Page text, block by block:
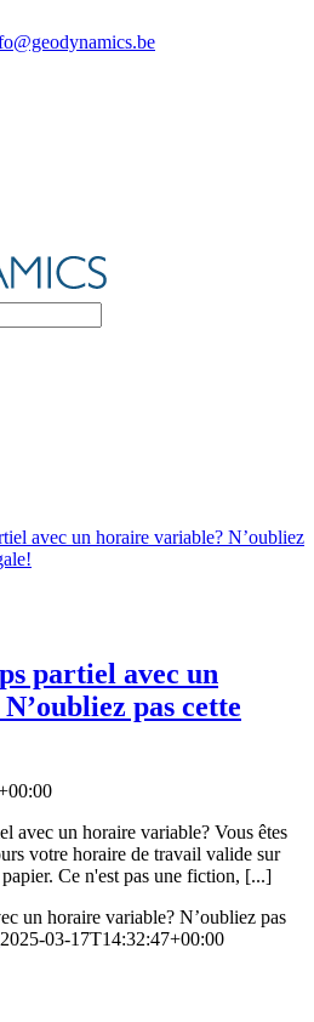
avec un horaire variable? N’oubliez
partiel avec un
pas cette
avec un horaire variable? Vous êtes
votre horaire de travail valide sur
Ce n'est pas une fiction, [...]
un horaire variable? N’oubliez pas
2025-03-17T14:32:47+00:00